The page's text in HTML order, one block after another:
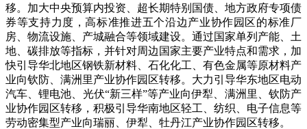
移。加大中央预算内投资、超长期特别国债、地方政府专项债
券等支持力度，高标准推进五个沿边产业协作园区的标准厂
房、物流设施、产城融合等领域建设。通过国家单列产能、土
地、碳排放等指标，并针对周边国家主要产业特点和需求，加
快引导华北地区钢铁新材料、石化化工、有色金属等原材料产
业向钦防、满洲里产业协作园区转移。大力引导华东地区电动
汽车、锂电池、光伏“新三样”等产业向伊犁、满洲里、钦防产
业协作园区转移，积极引导华南地区轻工、纺织、电子信息等
劳动密集型产业向瑞丽、伊犁、牡丹江产业协作园区转移。